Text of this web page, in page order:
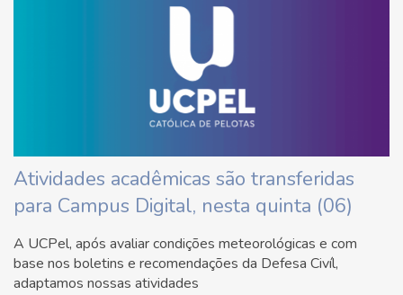
Atividades acadêmicas são transferidas
para Campus Digital, nesta quinta (06)
A UCPel, após avaliar condições meteorológicas e com
base nos boletins e recomendações da Defesa Civíl,
adaptamos nossas atividades